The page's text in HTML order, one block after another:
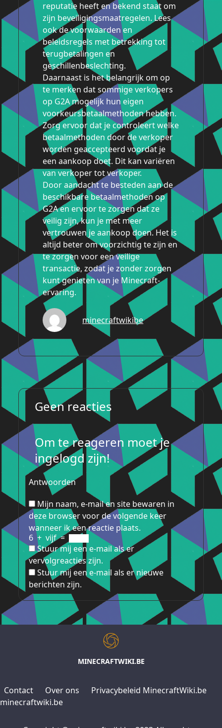
reputatie heeft en bekend staat om
zijn beveiligingsmaatregelen. Lees
ook de voorwaarden en
beleidsregels met betrekking tot
terugbetalingen en
geschillenbeslechting.
Daarnaast is het belangrijk om op
te merken dat sommige verkopers
op G2A mogelijk hun eigen
voorkeursbetaalmethoden hebben.
Zorg ervoor dat je controleert welke
betaalmethoden door de verkoper
worden geaccepteerd voordat je
een aankoop doet. Dit kan variëren
van verkoper tot verkoper.
Door aandacht te besteden aan de
beschikbare betaalmethoden op
G2A en ervoor te zorgen dat ze
veilig zijn, kun je met meer
vertrouwen je aankoop doen. Het is
altijd beter om voorzichtig te zijn en
te zorgen voor een veilige
transactie, zodat je zonder zorgen
kunt genieten van je Minecraft-
ervaring.
minecraftwikibe
Geen reacties
Om te reageren moet je
ingelogd zijn!
Antwoorden
Mijn naam, e-mail en site bewaren in
deze browser voor de volgende keer
wanneer ik een reactie plaats.
6 + vijf=
Stuur mij een e-mail als er
vervolgreacties zijn.
Stuur mij een e-mail als er nieuwe
berichten zijn.
MINECRAFTWIKI.BE
Contact Over ons
Privacybeleid MinecraftWiki.be
minecraftwiki.be